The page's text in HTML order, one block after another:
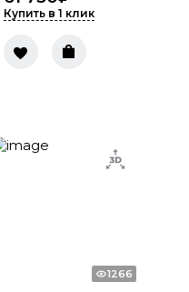
Купить в 1 клик
1266